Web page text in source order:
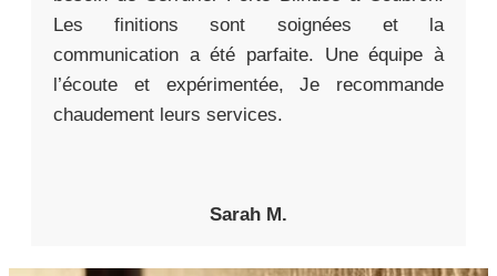
Les finitions sont soignées et la
communication a été parfaite. Une équipe à
l’écoute et expérimentée, Je recommande
chaudement leurs services.
Sarah M.